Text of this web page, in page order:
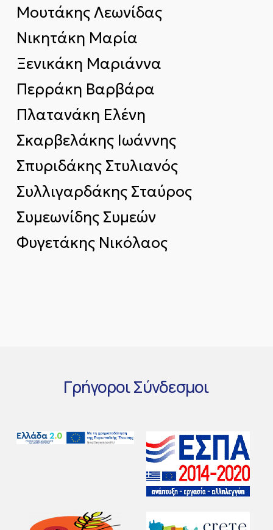
Μουτάκης Λεωνίδας
Νικητάκη Μαρία
Ξενικάκη Μαριάννα
Περράκη Βαρβάρα
Πλατανάκη Ελένη
Σκαρβελάκης Ιωάννης
Σπυριδάκης Στυλιανός
Συλλιγαρδάκης Σταύρος
Συμεωνίδης Συμεών
Φυγετάκης Νικόλαος
ΓρήγοροιΣύνδεσμοι